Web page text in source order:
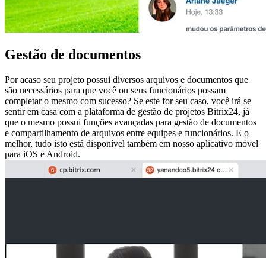
Gestão de documentos
Por acaso seu projeto possui diversos arquivos e documentos que
são necessários para que você ou seus funcionários possam
completar o mesmo com sucesso? Se este for seu caso, você irá se
sentir em casa com a plataforma de gestão de projetos Bitrix24, já
que o mesmo possui funções avançadas para gestão de documentos
e compartilhamento de arquivos entre equipes e funcionários. E o
melhor, tudo isto está disponível também em nosso aplicativo móvel
para iOS e Android.